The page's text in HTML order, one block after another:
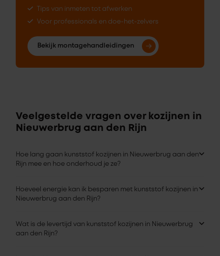
Tips van inmeten tot afwerken
Voor professionals en doe-het-zelvers
Bekijk montagehandleidingen
Veelgestelde vragen over kozijnen in
Nieuwerbrug aan den Rijn
Hoe lang gaan kunststof kozijnen in Nieuwerbrug aan den
Rijn mee en hoe onderhoud je ze?
Hoeveel energie kan ik besparen met kunststof kozijnen in
Nieuwerbrug aan den Rijn?
Wat is de levertijd van kunststof kozijnen in Nieuwerbrug
aan den Rijn?